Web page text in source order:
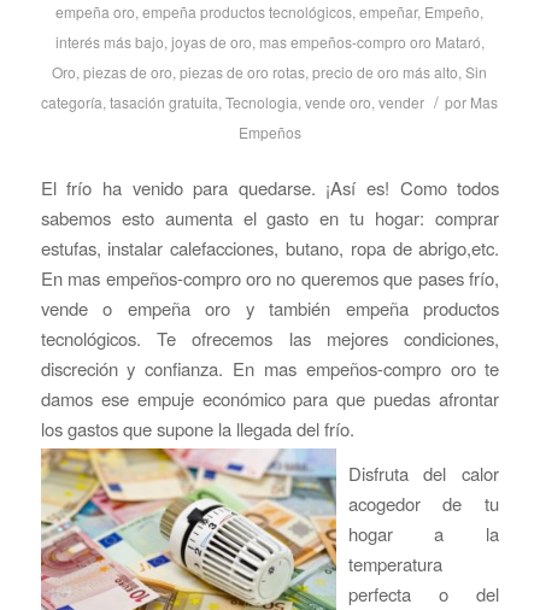
empeña oro,empeña productos tecnológicos,empeñar, Empeño,
interés más bajo, joyas de oro, mas empeños-compro oro Mataró,
Oro,piezas de oro,piezas de oro rotas,precio de oro más alto,Sin
categoría,tasación gratuita,Tecnologia,vende oro,vender / por Mas
Empeños
El frío ha venido para quedarse. ¡Así es! Como todos
sabemos esto aumenta el gasto en tu hogar: comprar
estufas, instalar calefacciones, butano, ropa de abrigo,etc.
En mas empeños-compro oro no queremos que pases frío,
vende o empeña oro y también empeña productos
tecnológicos. Te ofrecemos las mejores condiciones,
discreción y confianza. En mas empeños-compro oro te
damos ese empuje económico para que puedas afrontar
los gastos que supone la llegada del frío.
Disfruta del calor
acogedor de tu
hogar a la
temperatura
perfecta o del